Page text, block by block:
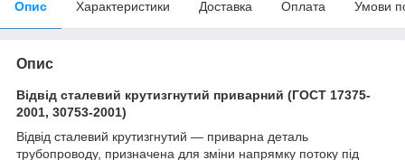
Опис Характеристики Доставка Оплата Умови
Опис
Відвід сталевий крутизгнутий приварний (ГОСТ 17375-
2001, 30753-2001)
Відвід сталевий крутизгнутий — приварна деталь
трубопроводу, призначена для зміни напрямку потоку під